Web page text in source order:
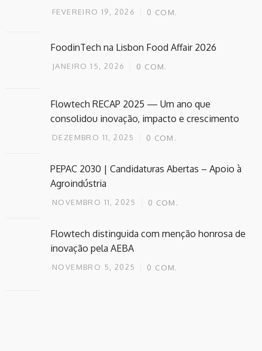
FEVEREIRO 19, 2026 0 COM.
FoodinTech na Lisbon Food Affair 2026
JANEIRO 15, 2026 0 COM.
Flowtech RECAP 2025 — Um ano que
consolidou inovação, impacto e crescimento
DEZEMBRO 11, 2025 0 COM.
PEPAC 2030 | Candidaturas Abertas – Apoio à
Agroindústria
NOVEMBRO 11, 2025 0 COM.
Flowtech distinguida com menção honrosa de
inovação pela AEBA
NOVEMBRO 5, 2025 0 COM.